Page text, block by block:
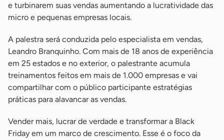
e turbinarem suas vendas aumentando a lucratividade das
micro e pequenas empresas locais.
A palestra será conduzida pelo especialista em vendas,
Leandro Branquinho. Com mais de 18 anos de experiência
em 25 estados e no exterior, o palestrante acumula
treinamentos feitos em mais de 1.000 empresas e vai
compartilhar com o público participante estratégias
práticas para alavancar as vendas.
Vender mais, lucrar de verdade e transformar a Black
Friday em um marco de crescimento. Esse é o foco da